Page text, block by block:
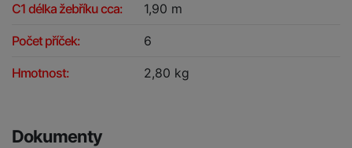
C1 délka žebříku cca: 1,90 m
Počet příček: 6
Hmotnost: 2,80 kg
Dokumenty